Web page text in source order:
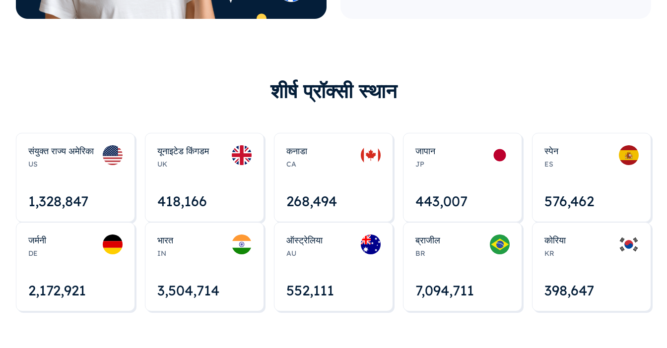
शीर्ष प्रॉक्सी स्थान
संयुक्त राज्य अमेरिका
US
1,328,848
यूनाइटेड किंगडम
UK
418,167
कनाडा
CA
268,495
जापान
JP
443,008
स्पेन
ES
576,463
जर्मनी
DE
2,172,922
भारत
IN
3,504,715
ऑस्ट्रेलिया
AU
552,112
ब्राजील
BR
7,094,712
कोरिया
KR
398,648